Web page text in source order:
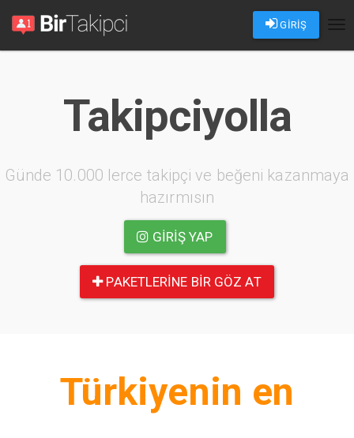
GİRİŞ
Takipciyolla
Günde 10.000 lerce takipçi ve beğeni kazanmaya
hazırmısın
GIRIŞ YAP
PAKETLERINE BIR GÖZ AT
Türkiyenin en